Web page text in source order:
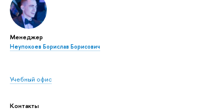
Менеджер
Неупокоев Борислав Борисович
Учебный офис
Контакты